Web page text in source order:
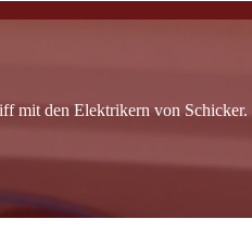
mit den Elektrikern von Schicker.